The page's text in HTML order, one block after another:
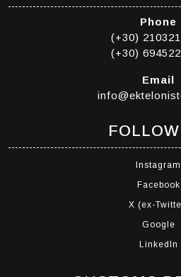
Phone
(+30)
(+30)
Email
Instagram
Facebook
X (ex-
Google
LinkedIn